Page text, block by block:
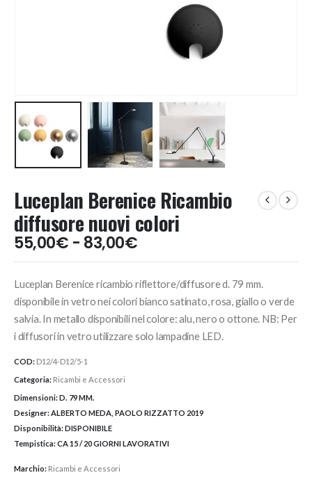
Luceplan Berenice Ricambio
diffusore nuovi colori
55,00€ - 83,00€Fascia
di
da
55,00€
a
83,00€
Luceplan Berenice ricambio riflettore/diffusore d. 79 mm.
disponibile in vetro nei colori bianco satinato, rosa, giallo o verde
salvia. In metallo disponibili nel colore: alu, nero o ottone. NB: Per
i diffusori in vetro utilizzare solo lampadine LED.
COD: D12/4-D12/5-1
Categoria: Ricambi e Accessori
Dimensioni:D. 79 MM.
Designer: ALBERTO MEDA, PAOLO RIZZATTO 2019
Disponibilità:DISPONIBILE
Tempistica:CA 15 / 20 GIORNI LAVORATIVI
Marchio: Ricambi e Accessori